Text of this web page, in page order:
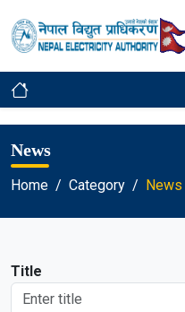
News
Home Category News
Title